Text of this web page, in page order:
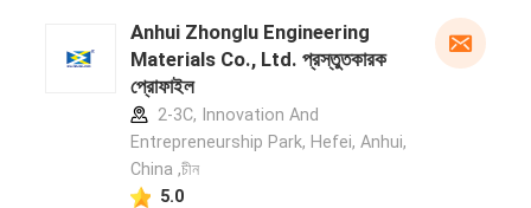
Anhui Zhonglu Engineering
Materials Co., Ltd. প্রস্তুতকারক
প্রোফাইল
2-3C, Innovation And
Entrepreneurship Park, Hefei, Anhui,
China ,চীন
5.0